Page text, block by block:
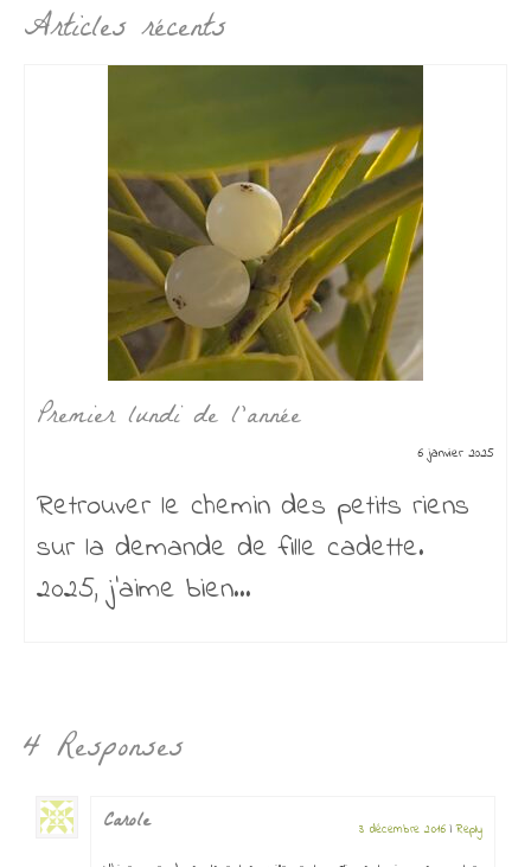
Articles récents
Premier lundi de l’année
6 janvier 2025
Retrouver le chemin des petits riens
sur la demande de fille cadette.
2025, j’aime bien...
4 Responses
Carole 3 décembre 2016 |Reply